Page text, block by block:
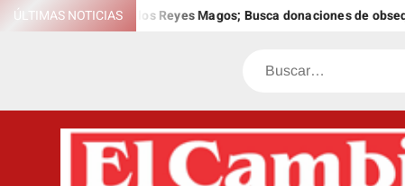
Saltar
ÚLTIMAS NOTICIAS
Día Anual de los Reyes Magos; Busca donaciones de
Buscar